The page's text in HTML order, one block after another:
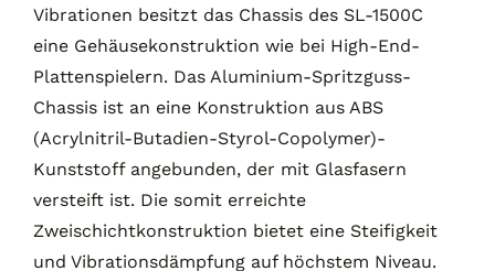
Vibrationen besitzt das Chassis des SL-1500C
eine Gehäusekonstruktion wie bei High-End-
Plattenspielern. Das Aluminium-Spritzguss-
Chassis ist an eine Konstruktion aus ABS
(Acrylnitril-Butadien-Styrol-Copolymer)-
Kunststoff angebunden, der mit Glasfasern
versteift ist. Die somit erreichte
Zweischichtkonstruktion bietet eine Steifigkeit
und Vibrationsdämpfung auf höchstem Niveau.